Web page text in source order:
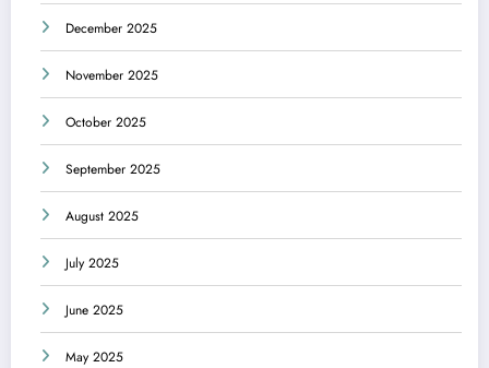
December 2025
November 2025
October 2025
September 2025
August 2025
July 2025
June 2025
May 2025